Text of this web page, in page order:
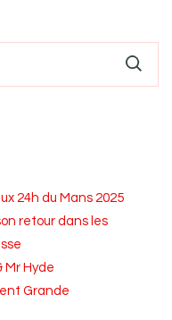
24h du Mans 2025
retour dans les
Mr Hyde
Grande